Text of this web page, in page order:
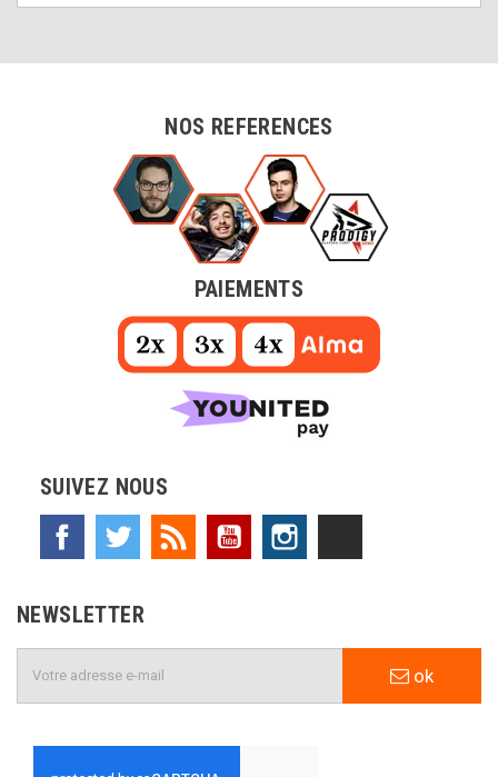
NOS REFERENCES
PAIEMENTS
SUIVEZ NOUS
Facebook Twitter Rss YouTube
NEWSLETTER
ok